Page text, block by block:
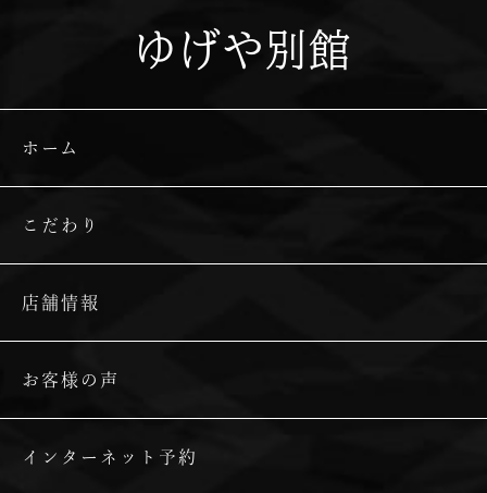
ゆげや別館
ホーム
こだわり
店舗情報
お客様の声
インターネット予約